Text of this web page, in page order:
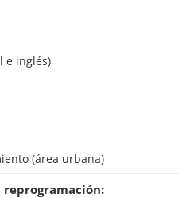
e inglés)
(área urbana)